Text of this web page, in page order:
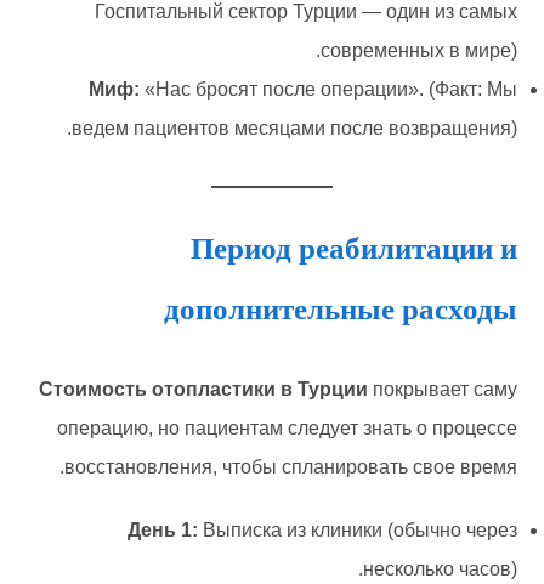
Госпитальный сектор Турции — один из самых
современных в мире).
Миф: «Нас бросят после операции». (Факт: Мы
ведем пациентов месяцами после возвращения).
Период реабилитации и
дополнительные расходы
Стоимость отопластики в Турции покрывает саму
операцию, но пациентам следует знать о процессе
восстановления, чтобы спланировать свое время.
День 1: Выписка из клиники (обычно через
несколько часов).